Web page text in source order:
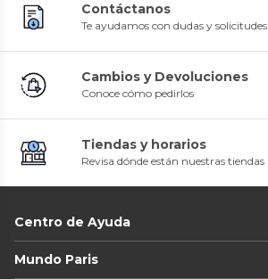
Contáctanos
Te ayudamos con dudas y solicitudes
Cambios y Devoluciones
Conoce cómo pedirlos
Tiendas y horarios
Revisa dónde están nuestras tiendas
Centro de Ayuda
Mundo Paris